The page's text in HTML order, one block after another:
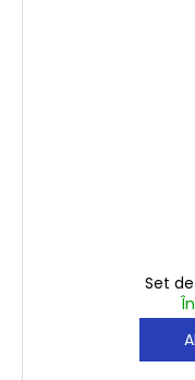
Set